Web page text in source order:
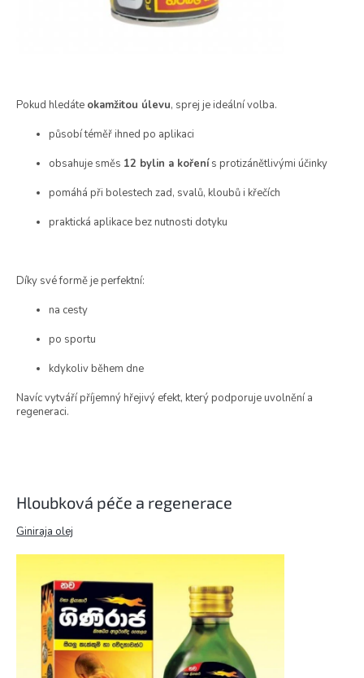
Pokud hledáte okamžitou úlevu, sprej je ideální volba.
působí téměř ihned po aplikaci
obsahuje směs 12 bylin a kořenís protizánětlivými účinky
pomáhá při bolestech zad, svalů, kloubů i křečích
praktická aplikace bez nutnosti dotyku
Díky své formě je perfektní:
na cesty
po sportu
kdykoliv během dne
Navíc vytváří příjemný hřejivý efekt, který podporuje uvolnění a
regeneraci.
Hloubková péče a regenerace
Giniraja olej